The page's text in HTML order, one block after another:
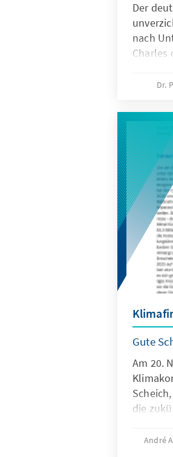
Der
nach
Charles
denDr.
Gute
Am 20.
die
André